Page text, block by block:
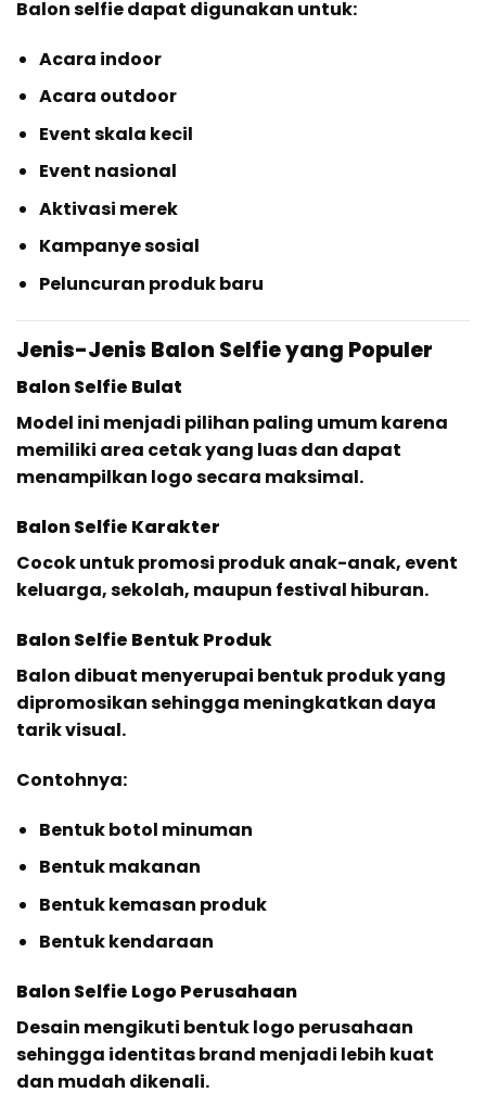
Balon selfie dapat digunakan untuk:
Acara indoor
Acara outdoor
Event skala kecil
Event nasional
Aktivasi merek
Kampanye sosial
Peluncuran produk baru
Jenis-Jenis Balon Selfie yang Populer
Balon Selfie Bulat
Model ini menjadi pilihan paling umum karena
memiliki area cetak yang luas dan dapat
menampilkan logo secara maksimal.
Balon Selfie Karakter
Cocok untuk promosi produk anak-anak, event
keluarga, sekolah, maupun festival hiburan.
Balon Selfie Bentuk Produk
Balon dibuat menyerupai bentuk produk yang
dipromosikan sehingga meningkatkan daya
tarik visual.
Contohnya:
Bentuk botol minuman
Bentuk makanan
Bentuk kemasan produk
Bentuk kendaraan
Balon Selfie Logo Perusahaan
Desain mengikuti bentuk logo perusahaan
sehingga identitas brand menjadi lebih kuat
dan mudah dikenali.